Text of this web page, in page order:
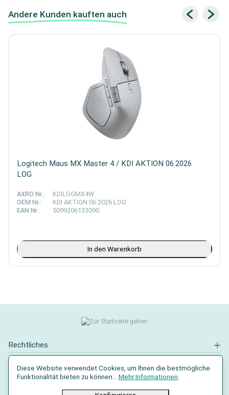
Andere Kunden kauften auch
Logitech Maus MX Master 4 / KDI AKTION 06.2026
LOG
AXRO Nr.:
KDILOGMX4W
OEM Nr.:
KDI AKTION 06.2026 LOG
EAN Nr.:
5099206133090
In den Warenkorb
Rechtliches
Kontakt
Diese Website verwendet Cookies, um Ihnen die bestmögliche
Funktionalität bieten zu können... Mehr Informationen